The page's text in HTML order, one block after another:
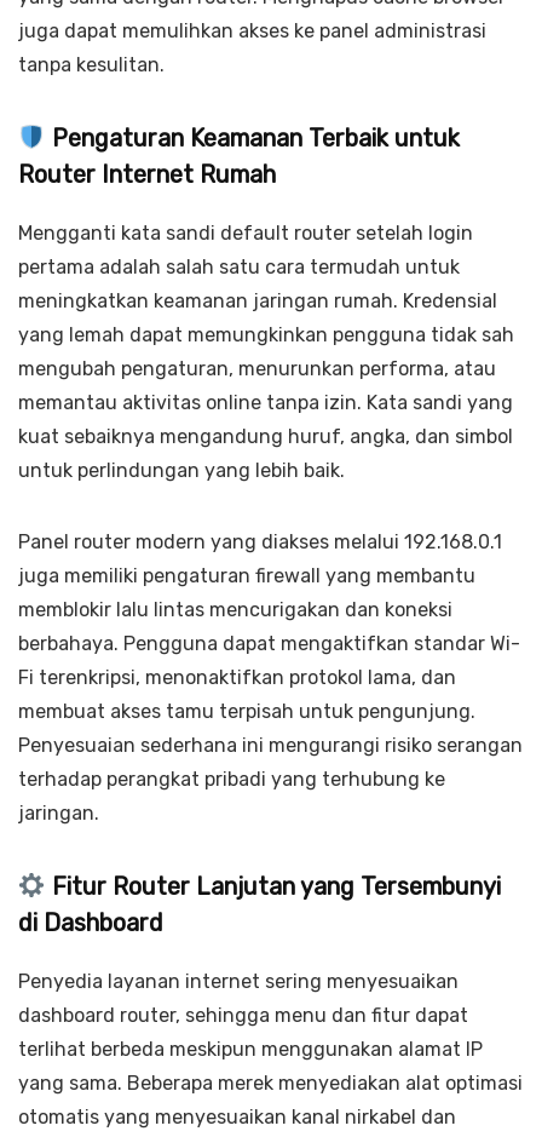
juga dapat memulihkan akses ke panel administrasi
tanpa kesulitan.
Pengaturan Keamanan Terbaik untuk
Router Internet Rumah
Mengganti kata sandi default router setelah login
pertama adalah salah satu cara termudah untuk
meningkatkan keamanan jaringan rumah. Kredensial
yang lemah dapat memungkinkan pengguna tidak sah
mengubah pengaturan, menurunkan performa, atau
memantau aktivitas online tanpa izin. Kata sandi yang
kuat sebaiknya mengandung huruf, angka, dan simbol
untuk perlindungan yang lebih baik.
Panel router modern yang diakses melalui 192.168.0.1
juga memiliki pengaturan firewall yang membantu
memblokir lalu lintas mencurigakan dan koneksi
berbahaya. Pengguna dapat mengaktifkan standar Wi-
Fi terenkripsi, menonaktifkan protokol lama, dan
membuat akses tamu terpisah untuk pengunjung.
Penyesuaian sederhana ini mengurangi risiko serangan
terhadap perangkat pribadi yang terhubung ke
jaringan.
Fitur Router Lanjutan yang Tersembunyi
di Dashboard
Penyedia layanan internet sering menyesuaikan
dashboard router, sehingga menu dan fitur dapat
terlihat berbeda meskipun menggunakan alamat IP
yang sama. Beberapa merek menyediakan alat optimasi
otomatis yang menyesuaikan kanal nirkabel dan